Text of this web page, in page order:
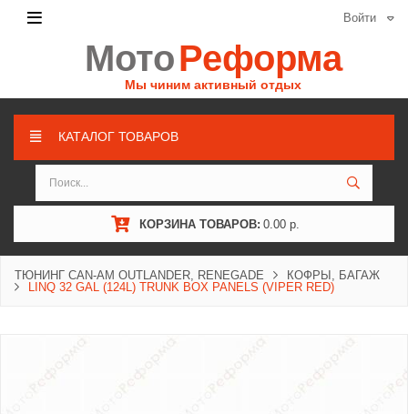
Войти
МотоРеформа
Мы чиним активный отдых
КАТАЛОГ ТОВАРОВ
КОРЗИНА ТОВАРОВ: 0.00 р.
ТЮНИНГ CAN-AM OUTLANDER, RENEGADE
КОФРЫ, БАГАЖ
LINQ 32 GAL (124L) TRUNK BOX PANELS (VIPER RED)